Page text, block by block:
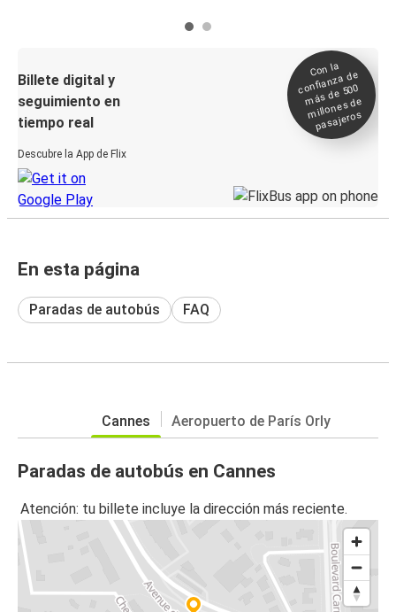
Billete digital y
seguimiento en
tiempo real
Descubre la App de Flix
Con la
confianza de
más de 500
millones de
pasajeros
En esta página
Paradas de autobús FAQ
Cannes Aeropuerto de París Orly
Paradas de autobús en Cannes
Atención: tu billete incluye la dirección más reciente.